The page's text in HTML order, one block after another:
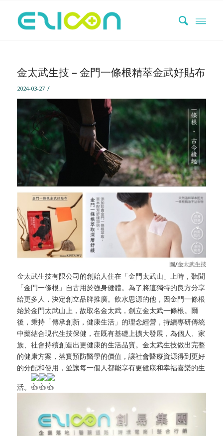
金太武生技 – 金門一條根精萃金武好貼布
2024-03-27 /
金太武生技有限公司的創始人住在「金門太武山」上時，聽聞
「金門一條根」自古用於強身健體。為了將這獨特的良方分享
給更多人，決定創立品牌推廣。飲水思源的他，因金門一條根
始於金門太武山上，故取名金太武，創立金太武一條根。爾
後，秉持「傳承創新，健康生活」的理念經營，持續專研傳統
中藥結合現代生技保健，在既有基礎上擴大發展，為個人、家
族、社會持續創造出更健康的生活品質。金太武生技做出完整
的健康方案，落實預防醫學的價值，讓社會醫療資源得到更好
的分配和使用，並讓每一個人都能享有更健康和幸福喜樂的生
活。